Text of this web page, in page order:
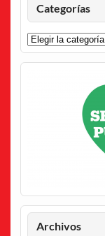
Categorías
Categorías
Archivos